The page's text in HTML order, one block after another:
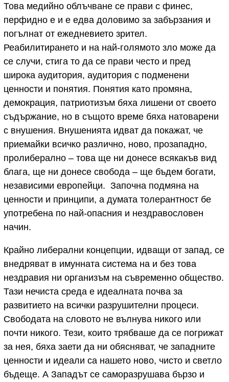
Това медийно облъчване се прави с финес,
перфидно е и е едва доловимо за забързания и
погълнат от ежедневието зрител.
Реабилитирането и на най-голямото зло може да
се случи, стига то да се прави често и пред
широка аудитория, аудитория с подменени
ценности и понятия. Понятия като промяна,
демокрация, патриотизъм бяха лишени от своето
съдържание, но в същото време бяха натоварени
с внушения. Внушенията идват да покажат, че
приемайки всичко различно, ново, прозападно,
пролиберално – това ще ни донесе всякакъв вид
блага, ще ни донесе свобода – ще бъдем богати,
независими европейци. Започна подмяна на
ценности и принципи, а думата толерантност бе
употребена по най-опасния и нездравословен
начин.
Крайно либерални концепции, идващи от запад, се
внедряват в имунната система на и без това
нездравия ни организъм на съвременно общество.
Тази нечиста среда е идеалната почва за
развитието на всички разрушителни процеси.
Свободата на словото не вълнува никого или
почти никого. Тези, които трябваше да се погрижат
за нея, бяха заети да ни обясняват, че западните
ценности и идеали са нашето ново, чисто и светло
бъдеще. А Западът се саморазрушава бързо и